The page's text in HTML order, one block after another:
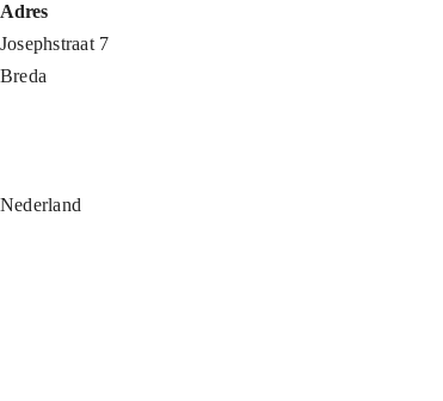
Adres
Josephstraat 7
Breda
Nederland